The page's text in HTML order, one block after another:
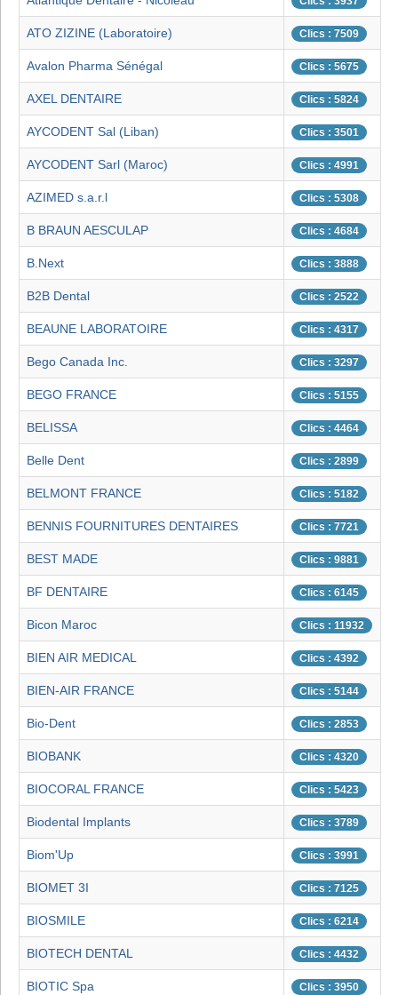
ATO ZIZINE (Laboratoire) Clics : 7509
Avalon Pharma Sénégal Clics : 5675
AXEL DENTAIRE Clics : 5824
AYCODENT Sal (Liban) Clics : 3501
AYCODENT Sarl (Maroc) Clics : 4991
AZIMED s.a.r.l Clics : 5308
B BRAUN AESCULAP Clics : 4684
B.Next Clics : 3888
B2B Dental Clics : 2522
BEAUNE LABORATOIRE Clics : 4317
Bego Canada Inc. Clics : 3297
BEGO FRANCE Clics : 5155
BELISSA Clics : 4464
Belle Dent Clics : 2899
BELMONT FRANCE Clics : 5182
BENNIS FOURNITURES DENTAIRES Clics : 7721
BEST MADE Clics : 9881
BF DENTAIRE Clics : 6145
Bicon Maroc Clics : 11932
BIEN AIR MEDICAL Clics : 4392
BIEN-AIR FRANCE Clics : 5144
Bio-Dent Clics : 2853
BIOBANK Clics : 4320
BIOCORAL FRANCE Clics : 5423
Biodental Implants Clics : 3789
Biom'Up Clics : 3991
BIOMET 3I Clics : 7125
BIOSMILE Clics : 6214
BIOTECH DENTAL Clics : 4432
BIOTIC Spa Clics : 3950